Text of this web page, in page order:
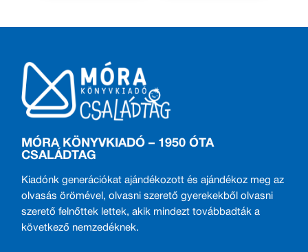
MÓRA KÖNYVKIADÓ – 1950 ÓTA
CSALÁDTAG
Kiadónk generációkat ajándékozott és ajándékoz meg az
olvasás örömével, olvasni szerető gyerekekből olvasni
szerető felnőttek lettek, akik mindezt továbbadták a
következő nemzedéknek.